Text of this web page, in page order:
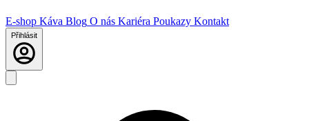
E-shop Káva Blog O nás Kariéra Poukazy Kontakt
Přihlásit